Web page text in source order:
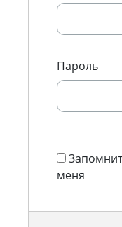
Пароль
меня